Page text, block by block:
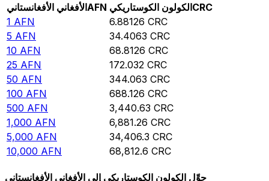
الأفغاني الأفغانستانيAFN الكولون الكوستاريكيCRC
1 AFN 6.88126 CRC
5 AFN 34.4063 CRC
10 AFN 68.8126 CRC
25 AFN 172.032 CRC
50 AFN 344.063 CRC
100 AFN 688.126 CRC
500 AFN 3,440.63 CRC
1,000 AFN 6,881.26 CRC
5,000 AFN 34,406.3 CRC
10,000 AFN 68,812.6 CRC
حوِّل الكولون الكوستاريكي إلى الأفغاني الأفغانستاني